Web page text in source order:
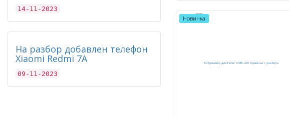
14-11-2023
На разбор добавлен телефон
Xiaomi Redmi 7A
09-11-2023
Новинка